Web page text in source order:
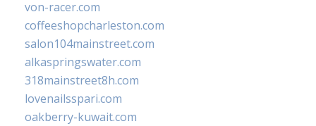
von-racer.com
coffeeshopcharleston.com
salon104mainstreet.com
alkaspringswater.com
318mainstreet8h.com
lovenailsspari.com
oakberry-kuwait.com